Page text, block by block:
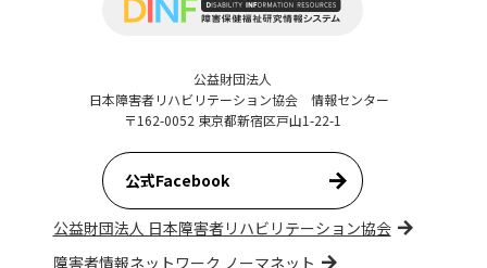
公益財団法人
日本障害者リハビリテーション協会 情報センター
〒162-0052 東京都新宿区戸山1-22-1
公式Facebook
公益財団法人 日本障害者リハビリテーション協会
障害者情報ネットワーク ノーマネット